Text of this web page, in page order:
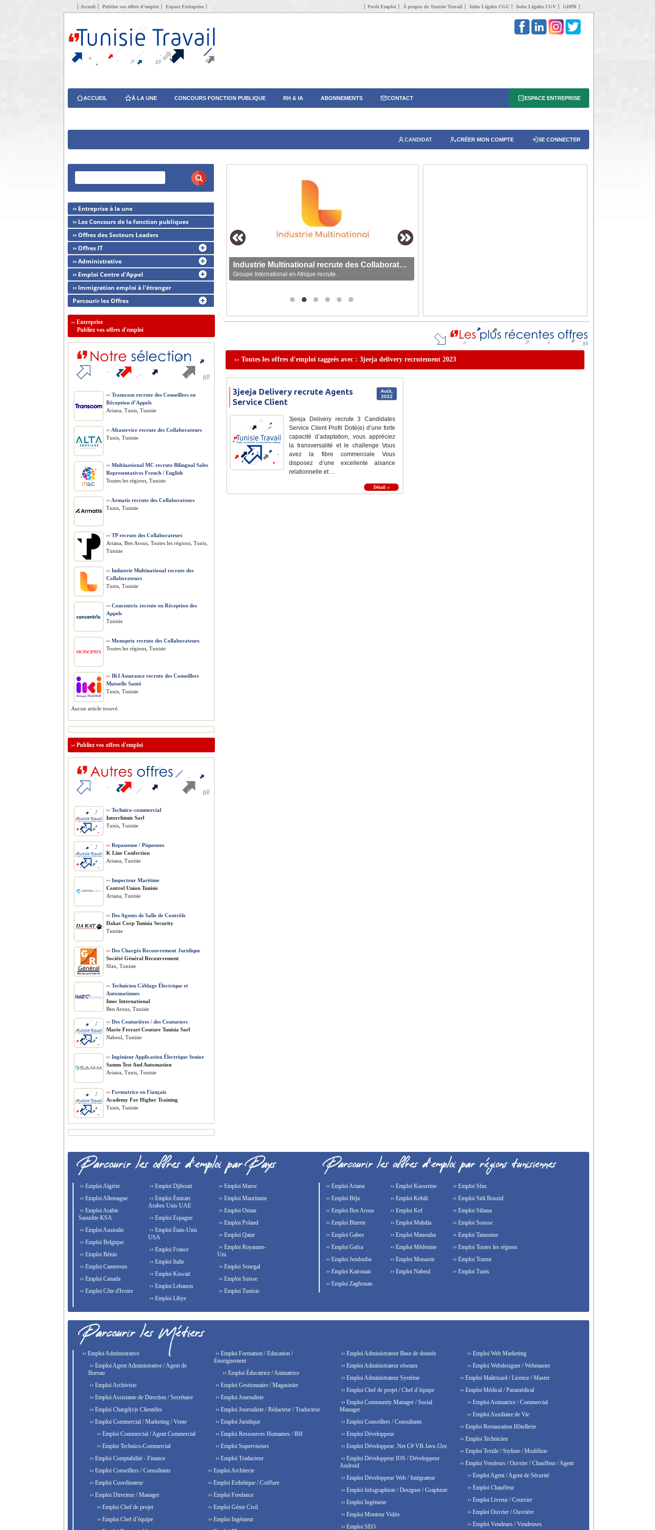
Accueil Publiez vos offres d’emploi Espace Entreprise Pavée Emploi À propos de Tunisie Travail Infos Légales CGU Infos Légales CGV GDPR
ACCUEIL À LA UNE CONCOURS FONCTION PUBLIQUE RH & IA ABONNEMENTS CONTACT ESPACE ENTREPRISE
CANDIDAT CRÉER MON COMPTE SE CONNECTER
Industrie Multinational recrute des Collaborateurs
Groupe International en Afrique recrute.
›› Toutes les offres d'emploi taggeés avec : 3jeeja delivery recrutement 2023
Août,
2022
3jeeja Delivery recrute Agents
Service Client
3jeeja Delivery recrute 3 Candidates
Service Client Profil Doté(e) d’une forte
capacité d’adaptation, vous appréciez
la transversalité et le challenge Vous
avez la fibre commerciale Vous
disposez d’une excellente aisance
relationnelle et ...
Détail ››
›› Entreprise à la une
›› Les Concours de la fonction publiques
›› Offres des Secteurs Leaders
›› Offres IT
›› Administrative
›› Emploi Centre d'Appel
›› Immigration emploi à l'étranger
Parcourir les Offres
›› Entreprise
Publiez vos offres d'emploi
›› Transcom recrute des Conseillers en
Réception d’Appels
Ariana, Tunis, Tunisie
›› Altaservice recrute des Collaborateurs
Tunis, Tunisie
›› Multinational MC recrute Bilingual Sales
Representatives French / English
Toutes les régions, Tunisie
›› Armatis recrute des Collaborateurs
Tunis, Tunisie
›› TP recrute des Collaborateurs
Ariana, Ben Arous, Toutes les régions, Tunis,
Tunisie
›› Industrie Multinational recrute des
Collaborateurs
Tunis, Tunisie
›› Concentrix recrute en Réception des
Appels
Tunisie
›› Monoprix recrute des Collaborateurs
Toutes les régions, Tunisie
›› IKI Assurance recrute des Conseillers
Mutuelle Santé
Tunis, Tunisie
Aucun article trouvé.
›› Publiez vos offres d'emploi
›› Technico-commercial
Interchimie Sarl
Tunis, Tunisie
›› Repasseuse / Piqueuses
K Line Confection
Ariana, Tunisie
›› Inspecteur Maritime
Control Union Tunisie
Ariana, Tunisie
›› Des Agents de Salle de Contrôle
Dakat Corp Tunisia Security
Tunisie
›› Des Chargés Recouvrement Juridique
Société Général Recouvrement
Sfax, Tunisie
›› Technicien Câblage Électrique et
Automatismes
Imec International
Ben Arous, Tunisie
›› Des Couturières / des Couturiers
Mario Ferrari Couture Tunisia Sarl
Nabeul, Tunisie
›› Ingénieur Application Électrique Senior
Samm Test And Automation
Ariana, Tunis, Tunisie
›› Formatrice en Fiançais
Academy For Higher Training
Tunis, Tunisie
›› Emploi Algérie
›› Emploi Allemagne
›› Emploi Arabie
Saoudite KSA
›› Emploi Australie
›› Emploi Belgique
›› Emploi Bénin
›› Emploi Cameroun
›› Emploi Canada
›› Emploi Côte d'Ivoire
›› Emploi Djibouti
›› Emploi Émirats
Arabes Unis UAE
›› Emploi Espagne
›› Emploi États-Unis
USA
›› Emploi France
›› Emploi Italie
›› Emploi Kuwait
›› Emploi Lebanon
›› Emploi Libye
›› Emploi Maroc
›› Emploi Mauritanie
›› Emploi Oman
›› Emploi Poland
›› Emploi Qatar
›› Emploi Royaume-
Uni
›› Emploi Senegal
›› Emploi Suisse
›› Emploi Tunisie
›› Emploi Ariana
›› Emploi Béja
›› Emploi Ben Arous
›› Emploi Bizerte
›› Emploi Gabes
›› Emploi Gafsa
›› Emploi Jendouba
›› Emploi Kairouan
›› Emploi Kasserine
›› Emploi Kebili
›› Emploi Kef
›› Emploi Mahdia
›› Emploi Manouba
›› Emploi Médenine
›› Emploi Monastir
›› Emploi Nabeul
›› Emploi Sfax
›› Emploi Sidi Bouzid
›› Emploi Siliana
›› Emploi Sousse
›› Emploi Tataouine
›› Emploi Toutes les régions
›› Emploi Tozeur
›› Emploi Tunis
›› Emploi Zaghouan
›› Emploi Administrative
›› Emploi Agent Administrative / Agent de
Bureau
›› Emploi Archiviste
›› Emploi Assistante de Direction / Secrétaire
›› Emploi Chargé(e)s Clientèles
›› Emploi Commercial / Marketing / Vente
›› Emploi Commercial / Agent Commercial
›› Emploi Technico-Commercial
›› Emploi Comptabilité - Finance
›› Emploi Conseillers / Consultants
›› Emploi Coordinateur
›› Emploi Directeur / Manager
›› Emploi Chef de projet
›› Emploi Chef d’équipe
›› Emploi Formation / Education /
Enseignement
›› Emploi Éducatrice / Animatrice
›› Emploi Gestionnaire / Magasinier
›› Emploi Journaliste
›› Emploi Journaliste / Rédacteur / Traducteur
›› Emploi Juridique
›› Emploi Ressources Humaines / RH
›› Emploi Superviseurs
›› Emploi Traducteur
›› Emploi Architecte
›› Emploi Esthétique / Coiffure
›› Emploi Freelance
›› Emploi Génie Civil
›› Emploi Ingénieur
›› Emploi Administrateur Base de donnée
›› Emploi Administrateur réseaux
›› Emploi Administrateur Système
›› Emploi Chef de projet / Chef d’équipe
›› Emploi Community Manager / Social
Manager
›› Emploi Conseillers / Consultants
›› Emploi Développeur
›› Emploi Développeur .Net C# VB Java J2ee
›› Emploi Développeur IOS / Développeur
Android
›› Emploi Développeur Web / Intégrateur
›› Emploi Infographiste / Designer / Graphiste
›› Emploi Ingénieur
›› Emploi Monteur Vidéo
›› Emploi SEO
›› Emploi Web Marketing
›› Emploi Webdesigner / Webmaster
›› Emploi Maîtrisard / Licence / Master
›› Emploi Médical / Paramédical
›› Emploi Animatrice / Commercial
›› Emploi Auxiliaire de Vie
›› Emploi Restauration Hôtellerie
›› Emploi Technicien
›› Emploi Textile / Styliste / Modéliste
›› Emploi Vendeurs / Ouvrier / Chauffeur / Agent
›› Emploi Agent / Agent de Sécurité
›› Emploi Chauffeur
›› Emploi Livreur / Coursier
›› Emploi Ouvrier / Ouvrière
›› Emploi Vendeurs / Vendeuses